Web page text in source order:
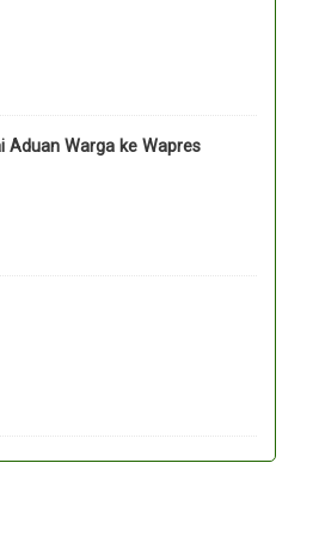
Aduan Warga ke Wapres